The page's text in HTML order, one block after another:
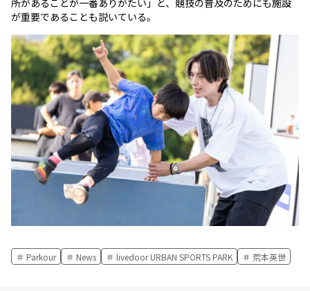
が重要であることも説いている。
Parkour News livedoor URBAN SPORTS PARK 荒本英世